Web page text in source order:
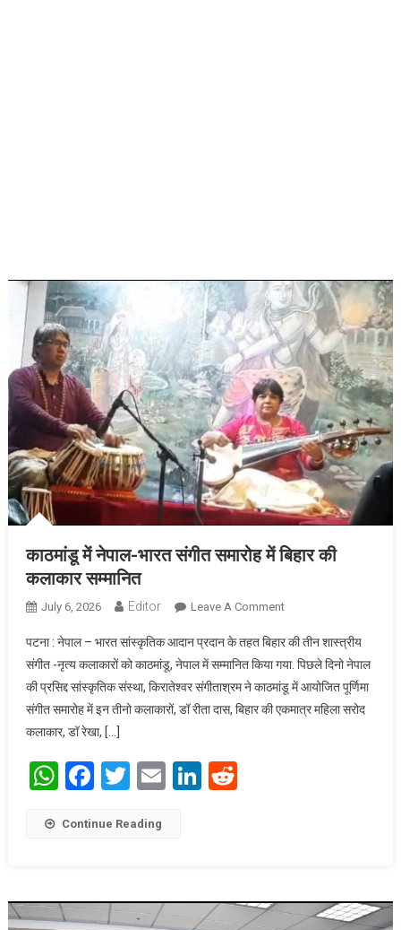
काठमांडू में नेपाल-भारत संगीत समारोह में बिहार की
कलाकार सम्मानित
July 6, 2026 Editor Leave A CommentOn काठमांडू में नेपाल-
बिहार की कलाकार
सम्मानित
पटना : नेपाल – भारत सांस्कृतिक आदान प्रदान के तहत बिहार की तीन शास्त्रीय
संगीत -नृत्य कलाकारों को काठमांडू, नेपाल में सम्मानित किया गया. पिछले दिनो नेपाल
की प्रसिद्द सांस्कृतिक संस्था, किरातेश्वर संगीताश्रम ने काठमांडू में आयोजित पूर्णिमा
संगीत समारोह में इन तीनो कलाकारों, डॉ रीता दास, बिहार की एकमात्र महिला सरोद
कलाकार, डॉ रेखा, […]
WhatsApp
Facebook
Twitter
EmailLinkedIn
Continue Reading